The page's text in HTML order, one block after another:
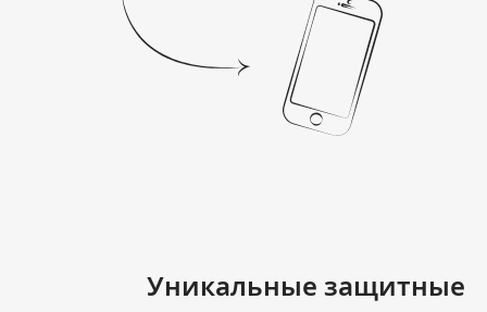
Уникальные защитные